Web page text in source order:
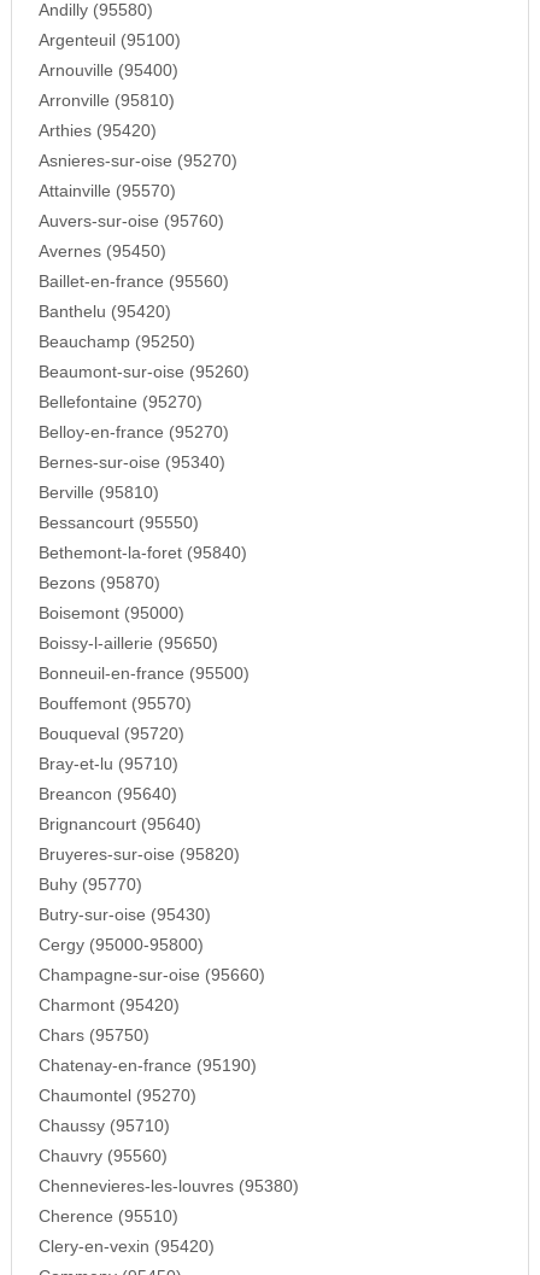
Andilly (95580)
Argenteuil (95100)
Arnouville (95400)
Arronville (95810)
Arthies (95420)
Asnieres-sur-oise (95270)
Attainville (95570)
Auvers-sur-oise (95760)
Avernes (95450)
Baillet-en-france (95560)
Banthelu (95420)
Beauchamp (95250)
Beaumont-sur-oise (95260)
Bellefontaine (95270)
Belloy-en-france (95270)
Bernes-sur-oise (95340)
Berville (95810)
Bessancourt (95550)
Bethemont-la-foret (95840)
Bezons (95870)
Boisemont (95000)
Boissy-l-aillerie (95650)
Bonneuil-en-france (95500)
Bouffemont (95570)
Bouqueval (95720)
Bray-et-lu (95710)
Breancon (95640)
Brignancourt (95640)
Bruyeres-sur-oise (95820)
Buhy (95770)
Butry-sur-oise (95430)
Cergy (95000-95800)
Champagne-sur-oise (95660)
Charmont (95420)
Chars (95750)
Chatenay-en-france (95190)
Chaumontel (95270)
Chaussy (95710)
Chauvry (95560)
Chennevieres-les-louvres (95380)
Cherence (95510)
Clery-en-vexin (95420)